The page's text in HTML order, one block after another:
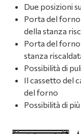
Due posizioni
Porta del
della stanza
Porta del forno
stanza
Possibilità di
Il cassetto del
del forno
Possibilità di